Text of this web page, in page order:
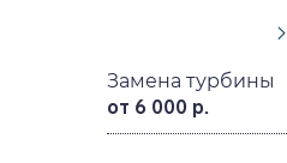
Замена турбины
от 6 000 р.